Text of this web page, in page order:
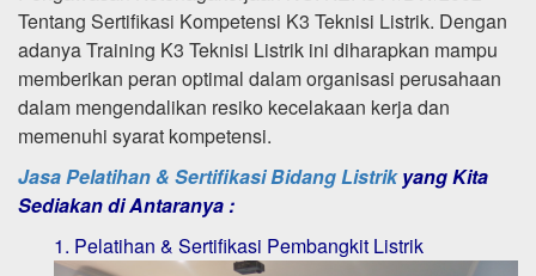
Tentang Sertifikasi Kompetensi K3 Teknisi Listrik. Dengan
adanya Training K3 Teknisi Listrik ini diharapkan mampu
memberikan peran optimal dalam organisasi perusahaan
dalam mengendalikan resiko kecelakaan kerja dan
memenuhi syarat kompetensi.
Jasa Pelatihan & Sertifikasi Bidang Listrikyang Kita
Sediakan di Antaranya :
1. Pelatihan & Sertifikasi Pembangkit Listrik